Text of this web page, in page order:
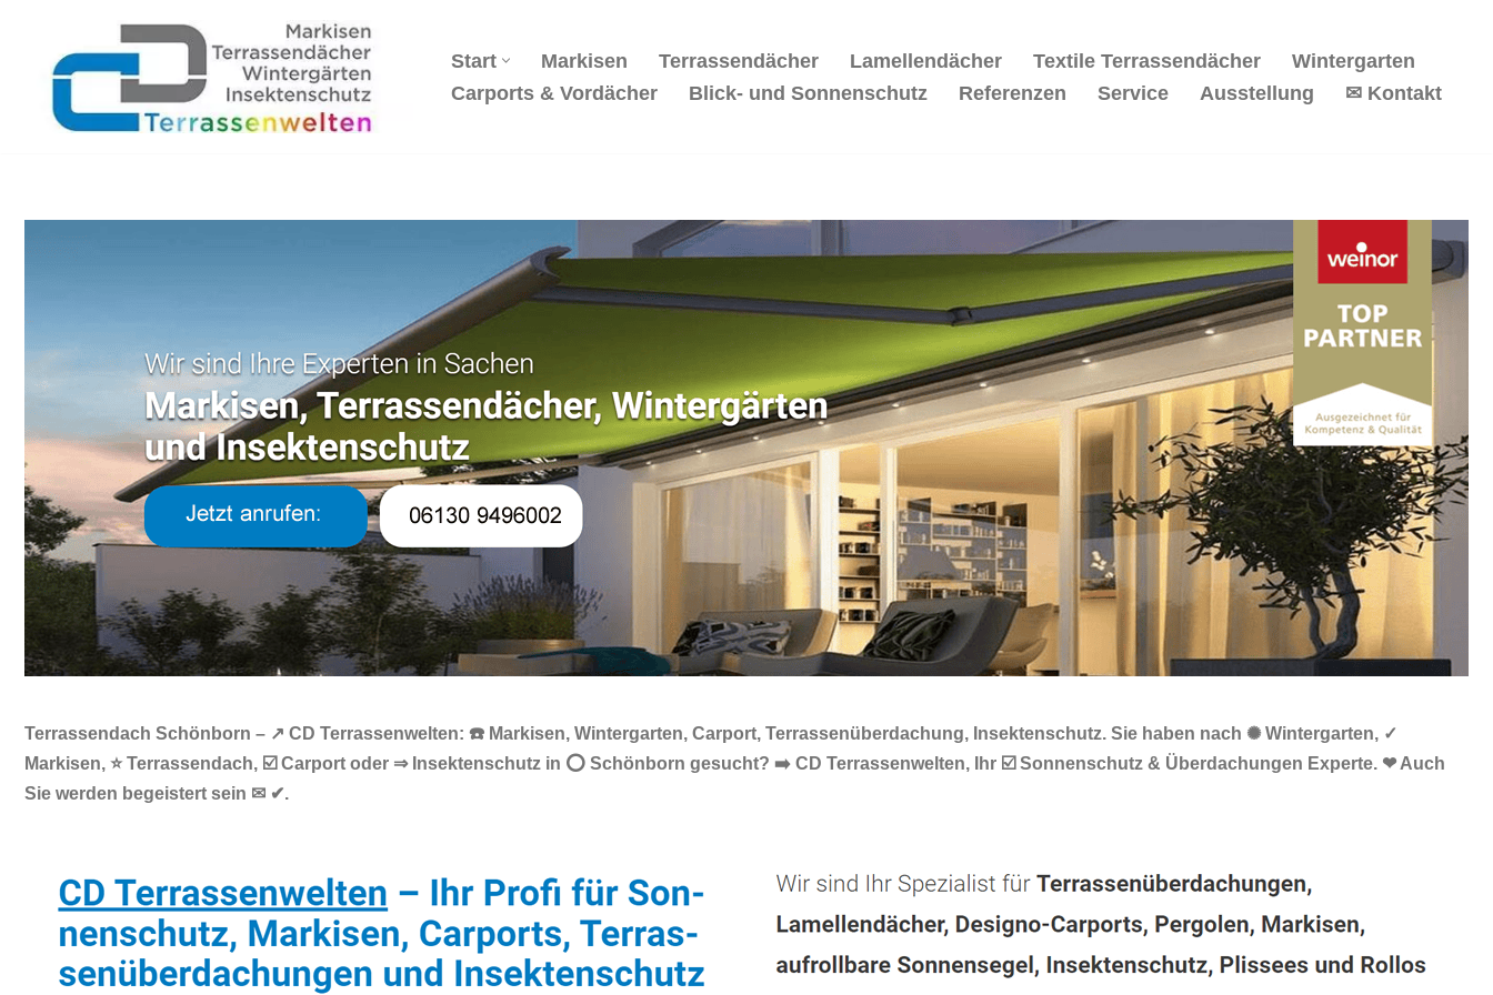
springen
Start Markisen Terrassendächer Lamellendächer Textile Terrassendächer
Wintergarten
Carports & Vordächer
Blick- und Sonnenschutz Referenzen Service Ausstellung ✉ Kontakt
Terrassendach Schönborn – ↗️ CD Terrassenwelten: ☎️ Markisen, Wintergarten, Carport, Terrassenüberdachung, Insektenschutz. Sie haben nach ✺ Wintergarten, ✓
Markisen, ⭐ Terrassendach, ☑️ Carport oder ⇒ Insektenschutz in ⭕ Schönborn gesucht? ➡️ CD Terrassenwelten, Ihr ☑️ Sonnenschutz & Überdachungen Experte. ❤ Auch
Sie werden begeistert sein ✉ ✔.